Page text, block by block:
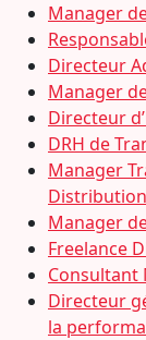
Manager
Directeur
Manager
Directeur
DRH de
Manager
Distribution
Manager
Freelance
Consultant
Directeur
la